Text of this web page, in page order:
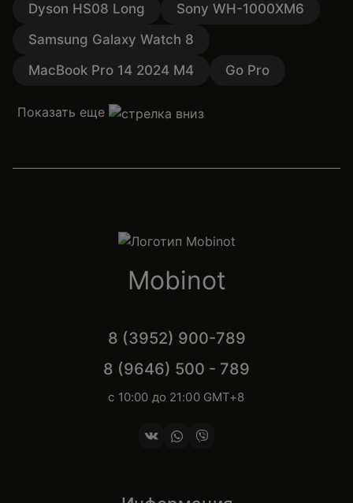
Dyson HS08 Long
Sony WH-1000XM6
Samsung Galaxy Watch 8
MacBook Pro 14 2024 M4
Go Pro
Показать еще
Mobinot
8 (3952) 900-789
8 (9646) 500 - 789
с 10:00 до 21:00 GMT+8